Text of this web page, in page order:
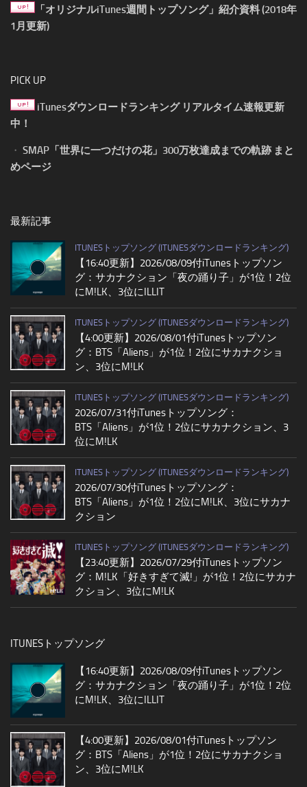
「オリジナルiTunes週間トップソング」紹介資料 (2018年
1月更新)
PICK UP
iTunesダウンロードランキング リアルタイム速報更新
中！
・ SMAP「世界に一つだけの花」300万枚達成までの軌跡 まと
めページ
最新記事
ITUNESトップソング (ITUNESダウンロードランキング)
【16:40更新】2026/08/09付iTunesトップソン
グ：サカナクション「夜の踊り子」が1位！2位
にM!LK、3位にILLIT
ITUNESトップソング (ITUNESダウンロードランキング)
【4:00更新】2026/08/01付iTunesトップソン
グ：BTS「Aliens」が1位！2位にサカナクショ
ン、3位にM!LK
ITUNESトップソング (ITUNESダウンロードランキング)
2026/07/31付iTunesトップソング：
BTS「Aliens」が1位！2位にサカナクション、3
位にM!LK
ITUNESトップソング (ITUNESダウンロードランキング)
2026/07/30付iTunesトップソング：
BTS「Aliens」が1位！2位にM!LK、3位にサカナ
クション
ITUNESトップソング (ITUNESダウンロードランキング)
【23:40更新】2026/07/29付iTunesトップソン
グ：M!LK「好きすぎて滅!」が1位！2位にサカナ
クション、3位にM!LK
ITUNESトップソング
【16:40更新】2026/08/09付iTunesトップソン
グ：サカナクション「夜の踊り子」が1位！2位
にM!LK、3位にILLIT
【4:00更新】2026/08/01付iTunesトップソン
グ：BTS「Aliens」が1位！2位にサカナクショ
ン、3位にM!LK